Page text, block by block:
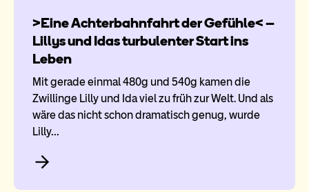
>Eine Achterbahnfahrt der Gefühle< –
Lillys und Idas turbulenter Start ins
Leben
Mit gerade einmal 480g und 540g kamen die
Zwillinge Lilly und Ida viel zu früh zur Welt. Und als
wäre das nicht schon dramatisch genug, wurde
Lilly…